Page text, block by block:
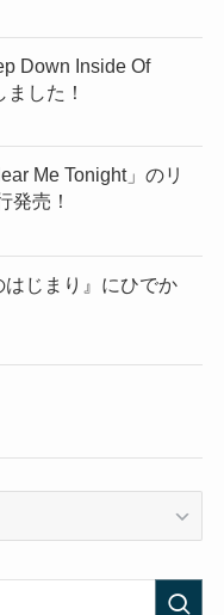
Down Inside Of
した！
Me Tonight」のリ
発売！
じまり』にひでか